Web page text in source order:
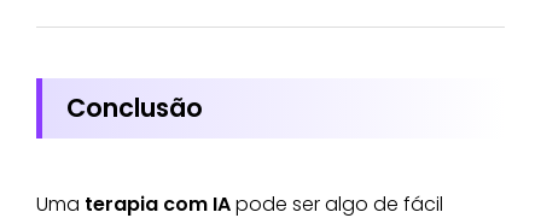
Conclusão
Uma terapia com IApode ser algo de fácil